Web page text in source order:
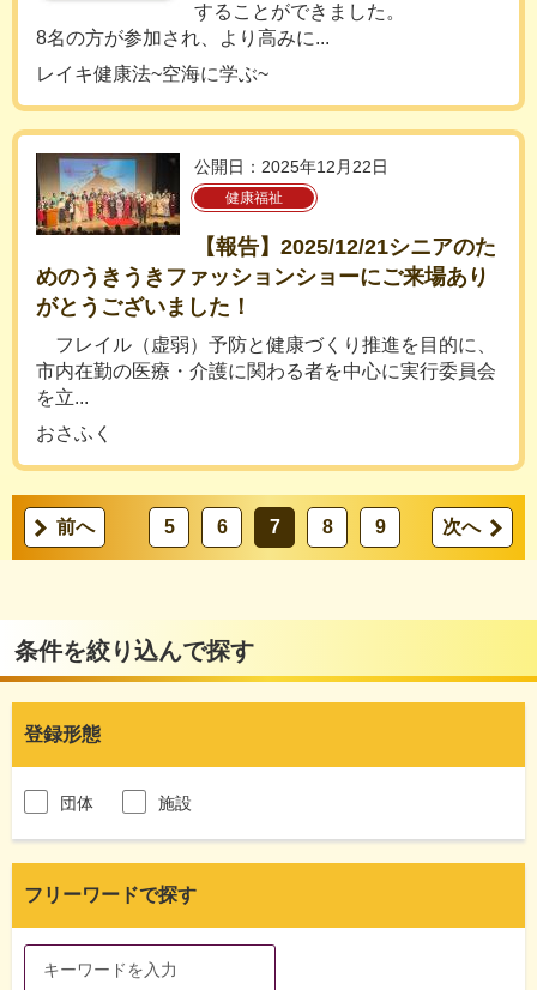
することができました。
8名の方が参加され、より高みに...
レイキ健康法~空海に学ぶ~
公開日：2025年12月22日
健康福祉
【報告】2025/12/21シニアのた
めのうきうきファッションショーにご来場あり
がとうございました！
フレイル（虚弱）予防と健康づくり推進を目的に、
市内在勤の医療・介護に関わる者を中心に実行委員会
を立...
おさふく
前へ 5 6 7 8 9 次へ
条件を絞り込んで探す
登録形態
団体 施設
フリーワードで探す